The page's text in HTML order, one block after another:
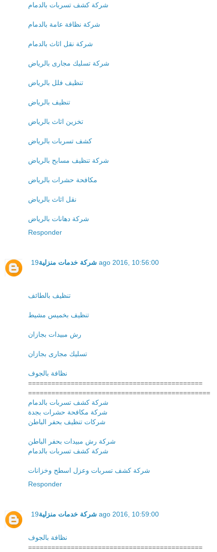
شركة كشف تسربات بالدمام
شركة نظافة عامة بالدمام
شركة نقل اثاث بالدمام
شركة تسليك مجارى بالرياض
تنظيف فلل بالرياض
تنظيف بالرياض
تخزين اثاث بالرياض
كشف تسربات بالرياض
شركة تنظيف مسابح بالرياض
مكافحة حشرات بالرياض
نقل اثاث بالرياض
شركة دهانات بالرياض
Responder
شركة خدمات منزلية 19 ago 2016, 10:56:00
تنظيف بالطائف
تنظيف بخميس مشيط
رش مبيدات بجازان
تسليك مجارى بجازان
نظافة بالجوف
=============================================
===============================================
شركة كشف تسربات بالدمام
شركة مكافحة حشرات بجدة
شركات تنظيف بحفر الباطن
شركة رش مبيدات بحفر الباطن
شركة كشف تسربات بالدمام
شركة كشف تسربات وعزل اسطح وخزانات
Responder
شركة خدمات منزلية 19 ago 2016, 10:59:00
نظافة بالجوف
=============================================